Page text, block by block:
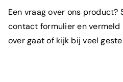
Een vraag over ons product?
contact formulier en
over gaat of kijk bij veel